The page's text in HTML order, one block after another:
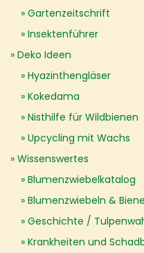
Gartenzeitschrift
Insektenführer
Deko Ideen
Hyazinthengläser
Kokedama
Nisthilfe für Wildbienen
Upcycling mit Wachs
Wissenswertes
Blumenzwiebelkatalog
Blumenzwiebeln &
Geschichte /
Krankheiten und